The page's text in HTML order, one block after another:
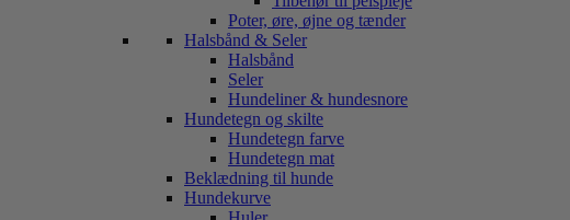
Poter, øre, øjne og tænder
Halsbånd & Seler
Halsbånd
Seler
Hundeliner & hundesnore
Hundetegn og skilte
Hundetegn farve
Hundetegn mat
Beklædning til hunde
Hundekurve